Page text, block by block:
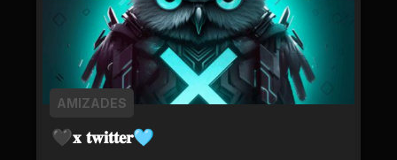
🖤𝐱 𝐭𝐰𝐢𝐭𝐭𝐞𝐫🩵
AMIZADES